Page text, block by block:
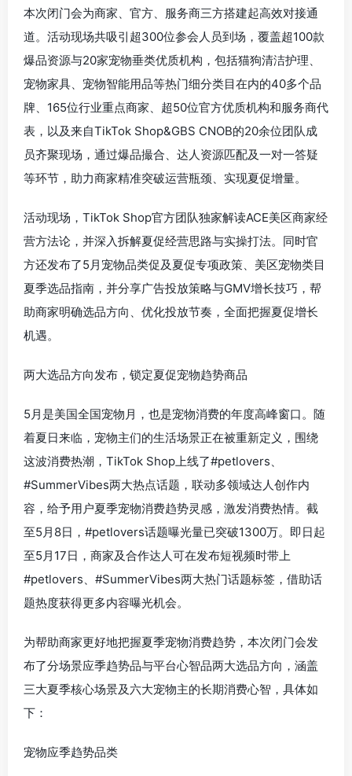
本次闭门会为商家、官方、服务商三方搭建起高效对接通
道。活动现场共吸引超300位参会人员到场，覆盖超100款
爆品资源与20家宠物垂类优质机构，包括猫狗清洁护理、
宠物家具、宠物智能用品等热门细分类目在内的40多个品
牌、165位行业重点商家、超50位官方优质机构和服务商代
表，以及来自TikTok Shop&GBS CNOB的20余位团队成
员齐聚现场，通过爆品撮合、达人资源匹配及一对一答疑
等环节，助力商家精准突破运营瓶颈、实现夏促增量。
活动现场，TikTok Shop官方团队独家解读ACE美区商家经
营方法论，并深入拆解夏促经营思路与实操打法。同时官
方还发布了5月宠物品类促及夏促专项政策、美区宠物类目
夏季选品指南，并分享广告投放策略与GMV增长技巧，帮
助商家明确选品方向、优化投放节奏，全面把握夏促增长
机遇。
两大选品方向发布，锁定夏促宠物趋势商品
5月是美国全国宠物月，也是宠物消费的年度高峰窗口。随
着夏日来临，宠物主们的生活场景正在被重新定义，围绕
这波消费热潮，TikTok Shop上线了#petlovers、
#SummerVibes两大热点话题，联动多领域达人创作内
容，给予用户夏季宠物消费趋势灵感，激发消费热情。截
至5月8日，#petlovers话题曝光量已突破1300万。即日起
至5月17日，商家及合作达人可在发布短视频时带上
#petlovers、#SummerVibes两大热门话题标签，借助话
题热度获得更多内容曝光机会。
为帮助商家更好地把握夏季宠物消费趋势，本次闭门会发
布了分场景应季趋势品与平台心智品两大选品方向，涵盖
三大夏季核心场景及六大宠物主的长期消费心智，具体如
下：
宠物应季趋势品类